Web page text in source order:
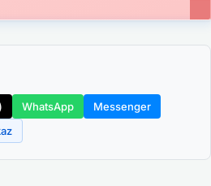
WhatsApp
Messenger